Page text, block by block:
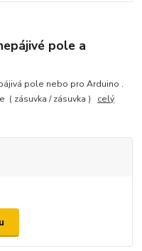
pole a
pole nebo pro Arduino .
( zásuvka / zásuvka ) celý